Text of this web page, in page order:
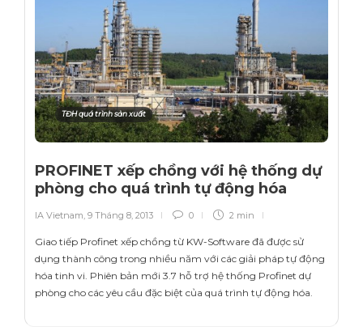
TĐH quá trình sản xuất
PROFINET xếp chồng với hệ thống dự
phòng cho quá trình tự động hóa
IA Vietnam, 9 Tháng 8, 2013 0 2 min
Giao tiếp Profinet xếp chồng từ KW-Software đã được sử
dụng thành công trong nhiều năm với các giải pháp tự động
hóa tinh vi. Phiên bản mới 3.7 hỗ trợ hệ thống Profinet dự
phòng cho các yêu cầu đặc biệt của quá trình tự động hóa.